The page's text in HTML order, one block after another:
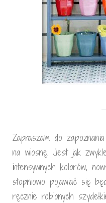
Zapraszam do
na wiosnę. Jest jak
intensywnych kolorów,
stopniowo pojawiać się
ręcznie robionych